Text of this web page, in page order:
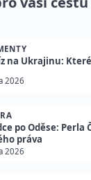
na Ukrajinu:
2026
po Oděse: Perla
práva
2026